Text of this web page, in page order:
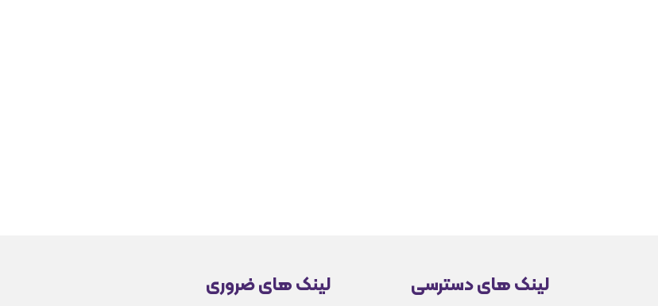
لینک های دسترسی لینک های ضروری